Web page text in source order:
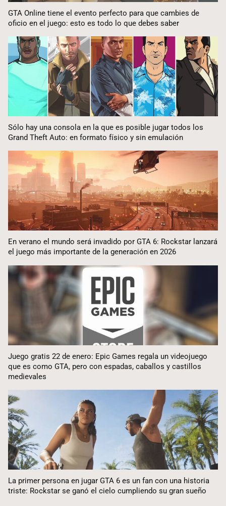
GTA Online tiene el evento perfecto para que cambies de
oficio en el juego: esto es todo lo que debes saber
Sólo hay una consola en la que es posible jugar todos los
Grand Theft Auto: en formato físico y sin emulación
En verano el mundo será invadido por GTA 6: Rockstar lanzará
el juego más importante de la generación en 2026
Juego gratis 22 de enero: Epic Games regala un videojuego
que es como GTA, pero con espadas, caballos y castillos
medievales
La primer persona en jugar GTA 6 es un fan con una historia
triste: Rockstar se ganó el cielo cumpliendo su gran sueño